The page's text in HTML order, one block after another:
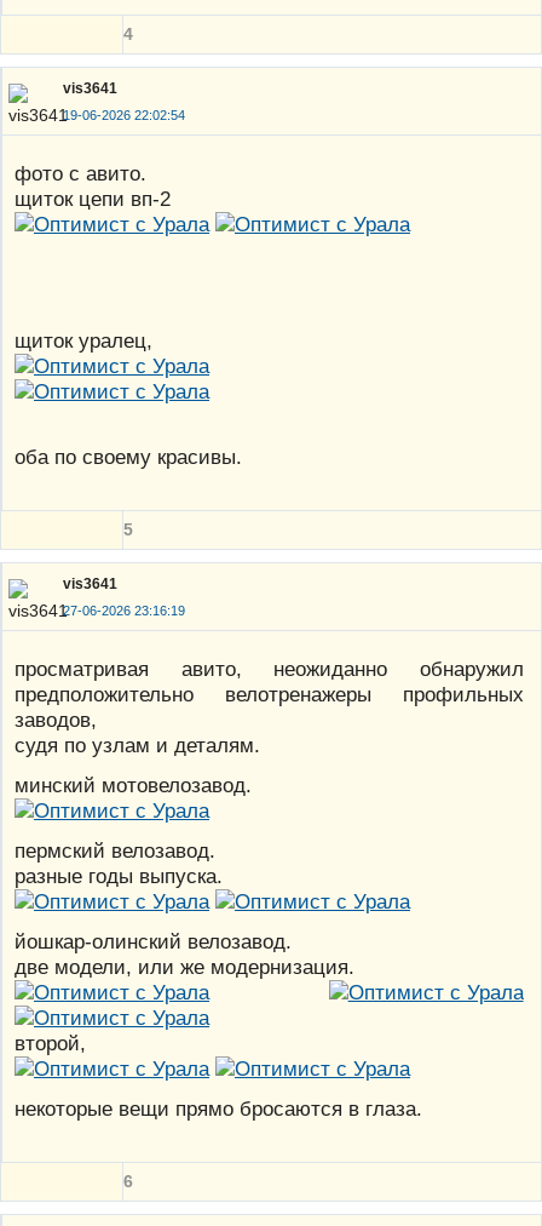
4
vis3641
19-06-2026 22:02:54
фото с авито.
щиток цепи вп-2
щиток уралец,
оба по своему красивы.
5
vis3641
27-06-2026 23:16:19
просматривая авито, неожиданно обнаружил
предположительно велотренажеры профильных
заводов,
судя по узлам и деталям.
минский мотовелозавод.
пермский велозавод.
разные годы выпуска.
йошкар-олинский велозавод.
две модели, или же модернизация.
второй,
некоторые вещи прямо бросаются в глаза.
6